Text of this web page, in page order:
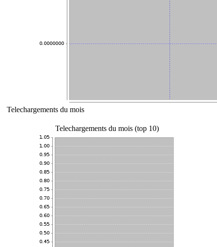
Telechargements du mois
Telechargements du mois (top 10)